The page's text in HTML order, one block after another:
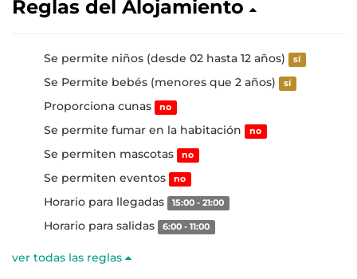
Reglas del Alojamiento
Se permite niños (desde 02 hasta 12 años) sí
Se Permite bebés (menores que 2 años) sí
Proporciona cunas no
Se permite fumar en la habitación no
Se permiten mascotas no
Se permiten eventos no
Horario para llegadas 15:00 - 21:00
Horario para salidas 6:00 - 11:00
ver todas las reglas